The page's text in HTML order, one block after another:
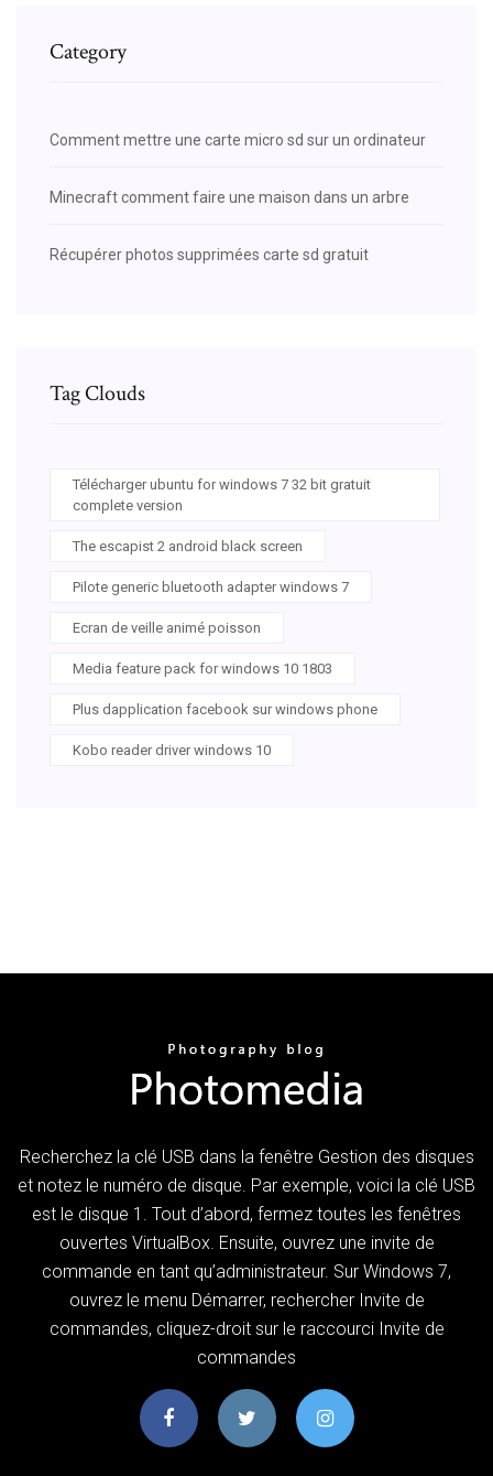
Category
Comment mettre une carte micro sd sur un ordinateur
Minecraft comment faire une maison dans un arbre
Récupérer photos supprimées carte sd gratuit
Tag Clouds
Télécharger ubuntu for windows 7 32 bit gratuit
complete version
The escapist 2 android black screen
Pilote generic bluetooth adapter windows 7
Ecran de veille animé poisson
Media feature pack for windows 10 1803
Plus dapplication facebook sur windows phone
Kobo reader driver windows 10
Recherchez la clé USB dans la fenêtre Gestion des disques
et notez le numéro de disque. Par exemple, voici la clé USB
est le disque 1. Tout d’abord, fermez toutes les fenêtres
ouvertes VirtualBox. Ensuite, ouvrez une invite de
commande en tant qu’administrateur. Sur Windows 7,
ouvrez le menu Démarrer, rechercher Invite de
commandes, cliquez-droit sur le raccourci Invite de
commandes